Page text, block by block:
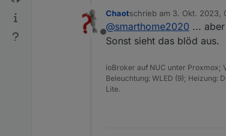
Was ich
werden,
Offline
Chaotschrieb am 3. Okt. 2023,
zuletzt editiert von
@smarthome2020 ...
Sonst sieht das blöd aus.
ioBroker auf NUC unter Proxmox;
Beleuchtung: WLED (9); Heizung:
Lite.